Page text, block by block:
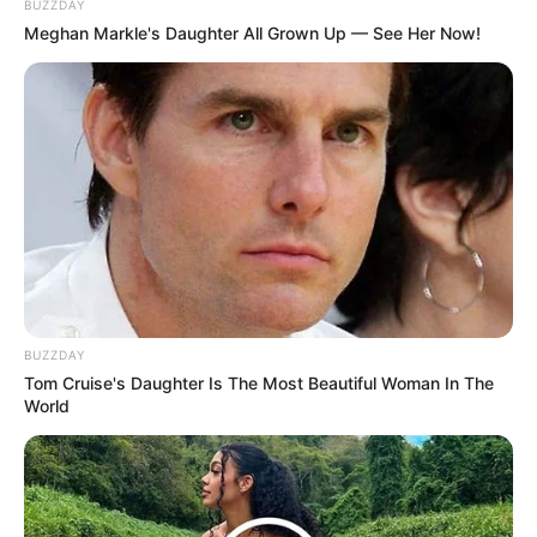
Baca juga:
BUZZDAY
Meghan Markle's Daughter All Grown Up — See Her Now!
BUZZDAY
Tom Cruise's Daughter Is The Most Beautiful Woman In The
World